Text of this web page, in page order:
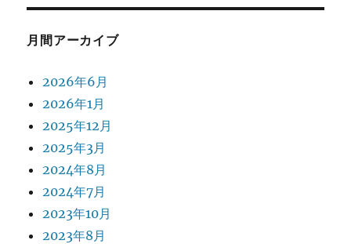
月間アーカイブ
2026年6月
2026年1月
2025年12月
2025年3月
2024年8月
2024年7月
2023年10月
2023年8月